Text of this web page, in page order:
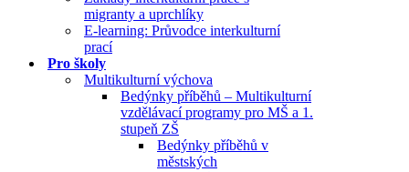
migranty a uprchlíky
E-learning: Průvodce interkulturní
prací
Pro školy
Multikulturní výchova
Bedýnky příběhů – Multikulturní
vzdělávací programy pro MŠ a 1.
stupeň ZŠ
Bedýnky příběhů v
městských